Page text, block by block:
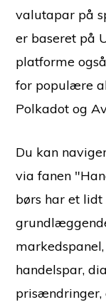
valutapar på
er baseret på
platforme
for populære
Polkadot og
Du kan
via fanen
børs har et
handelspar,
prisændringer,